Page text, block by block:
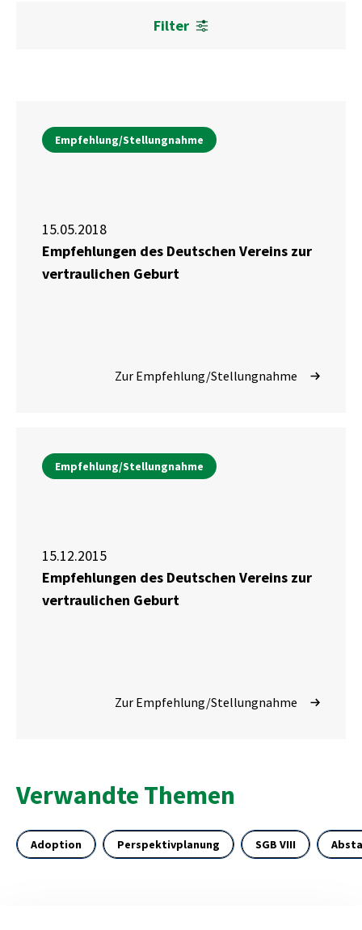
Filter
Empfehlung/Stellungnahme
15.05.2018
Empfehlungen des Deutschen Vereins zur
vertraulichen Geburt
Zur Empfehlung/Stellungnahme
Empfehlung/Stellungnahme
15.12.2015
Empfehlungen des Deutschen Vereins zur
vertraulichen Geburt
Zur Empfehlung/Stellungnahme
Verwandte Themen
Adoption Perspektivplanung SGB VIII